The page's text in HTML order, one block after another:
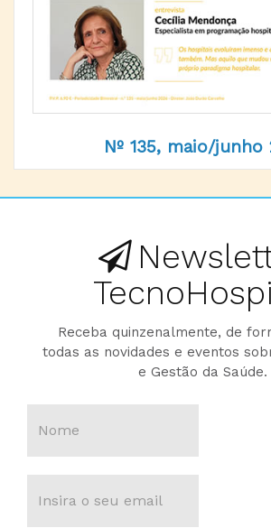
Nº 135, maio/junho
Receba quinzenalmente, de
todas as novidades e eventos
e Gestão da Saúde.